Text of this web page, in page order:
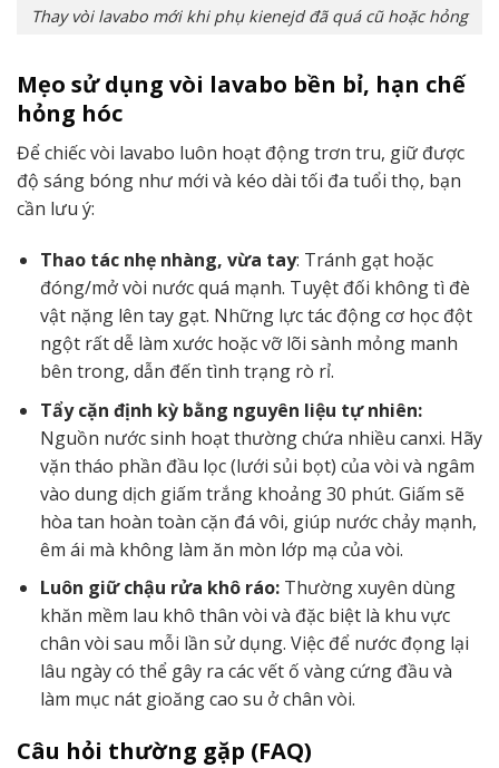
Thay vòi lavabo mới khi phụ kienejd đã quá cũ hoặc hỏng
Mẹo sử dụng vòi lavabo bền bỉ, hạn chế
hỏng hóc
Để chiếc vòi lavabo luôn hoạt động trơn tru, giữ được
độ sáng bóng như mới và kéo dài tối đa tuổi thọ, bạn
cần lưu ý:
Thao tác nhẹ nhàng, vừa tay: Tránh gạt hoặc
đóng/mở vòi nước quá mạnh. Tuyệt đối không tì đè
vật nặng lên tay gạt. Những lực tác động cơ học đột
ngột rất dễ làm xước hoặc vỡ lõi sành mỏng manh
bên trong, dẫn đến tình trạng rò rỉ.
Tẩy cặn định kỳ bằng nguyên liệu tự nhiên:
Nguồn nước sinh hoạt thường chứa nhiều canxi. Hãy
vặn tháo phần đầu lọc (lưới sủi bọt) của vòi và ngâm
vào dung dịch giấm trắng khoảng 30 phút. Giấm sẽ
hòa tan hoàn toàn cặn đá vôi, giúp nước chảy mạnh,
êm ái mà không làm ăn mòn lớp mạ của vòi.
Luôn giữ chậu rửa khô ráo:Thường xuyên dùng
khăn mềm lau khô thân vòi và đặc biệt là khu vực
chân vòi sau mỗi lần sử dụng. Việc để nước đọng lại
lâu ngày có thể gây ra các vết ố vàng cứng đầu và
làm mục nát gioăng cao su ở chân vòi.
Câu hỏi thường gặp (FAQ)